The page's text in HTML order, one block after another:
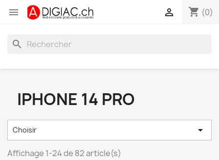
 shopping_cart (0)

search
IPHONE 14 PRO
Choisir 
Affichage 1-24 de 82 article(s)